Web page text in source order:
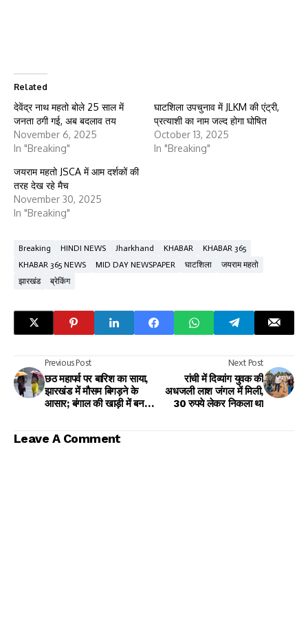
Related
देवेंद्र नाथ महतो बोले 25 साल में
जनता ठगी गई, अब बदलाव तय
November 6, 2025
In "Breaking"
घाटशिला उपचुनाव में JLKM की एंट्री,
प्रत्याशी का नाम जल्द होगा घोषित
October 13, 2025
In "Breaking"
जयराम महतो JSCA में आम दर्शकों की
तरह देख रहे मैच
November 30, 2025
In "Breaking"
Breaking HINDI NEWS Jharkhand KHABAR
KHABAR 365
KHABAR 365 NEWS
MID DAY NEWSPAPER घाटशिला
जयराम महतो
झारखंड
ब्रेकिंग
Previous Post
छठ महापर्व पर बारिश का साया,
झारखंड में मौसम बिगड़ने के
आसार; बंगाल की खाड़ी में बन
Next Post
रांची में दिव्यांग युवक की
अधजली लाश जंगल में मिली,
30 रुपये लेकर निकला था
Leave A Comment